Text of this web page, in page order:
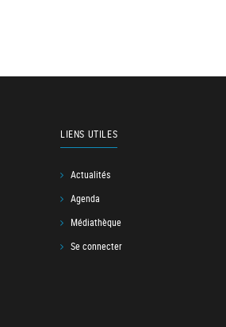
LIENS UTILES
Actualités
Agenda
Médiathèque
Se connecter